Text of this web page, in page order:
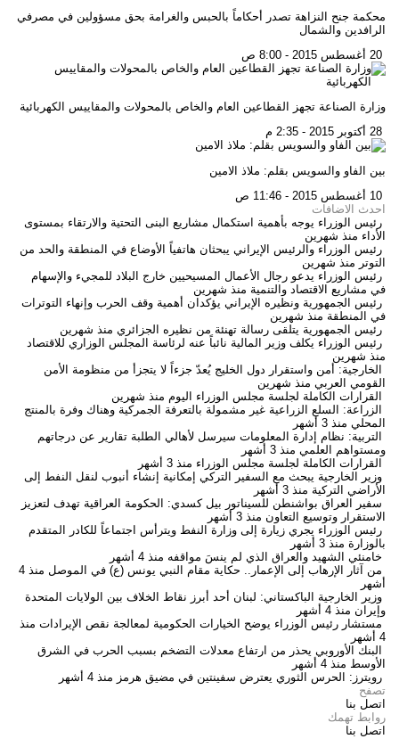
محكمة جنح النزاهة تصدر أحكاماً بالحبس والغرامة بحق مسؤولين في مصرفي
الرافدين والشمال
وزارة الصناعة تجهز القطاعين العام والخاص بالمحولات والمقاييس الكهربائية
بين الفاو والسويس بقلم: ملاذ الامين
احدث الاضافات
رئيس الوزراء يوجه بأهمية استكمال مشاريع البنى التحتية والارتقاء بمستوى
الأداء منذ شهرين
رئيس الوزراء والرئيس الإيراني يبحثان هاتفياً الأوضاع في المنطقة والحد من
التوتر منذ شهرين
رئيس الوزراء يدعو رجال الأعمال المسيحيين خارج البلاد للمجيء والإسهام
في مشاريع الاقتصاد والتنمية منذ شهرين
رئيس الجمهورية ونظيره الإيراني يؤكدان أهمية وقف الحرب وإنهاء التوترات
في المنطقة منذ شهرين
رئيس الجمهورية يتلقى رسالة تهنئة من نظيره الجزائري منذ شهرين
رئيس الوزراء يكلف وزير المالية نائباً عنه لرئاسة المجلس الوزاري للاقتصاد
منذ شهرين
الخارجية: أمن واستقرار دول الخليج يُعدّ جزءاً لا يتجزأ من منظومة الأمن
القومي العربي منذ شهرين
القرارات الكاملة لجلسة مجلس الوزراء اليوم منذ شهرين
الزراعة: السلع الزراعية غير مشمولة بالتعرفة الجمركية وهناك وفرة بالمنتج
المحلي منذ 3 أشهر
التربية: نظام إدارة المعلومات سيرسل لأهالي الطلبة تقارير عن درجاتهم
ومستواهم العلمي منذ 3 أشهر
القرارات الكاملة لجلسة مجلس الوزراء منذ 3 أشهر
وزير الخارجية يبحث مع السفير التركي إمكانية إنشاء أنبوب لنقل النفط إلى
الأراضي التركية منذ 3 أشهر
سفير العراق بواشنطن للسيناتور بيل كسدي: الحكومة العراقية تهدف لتعزيز
الاستقرار وتوسيع التعاون منذ 3 أشهر
رئيس الوزراء يجري زيارة إلى وزارة النفط ويترأس اجتماعاً للكادر المتقدم
بالوزارة منذ 3 أشهر
خامنئي الشهيد والعراق الذي لم ينسَ مواقفه منذ 4 أشهر
من آثار الإرهاب إلى الإعمار.. حكاية مقام النبي يونس (ع) في الموصل
منذ 4
أشهر
وزير الخارجية الباكستاني: لبنان أحد أبرز نقاط الخلاف بين الولايات المتحدة
وإيران منذ 4 أشهر
مستشار رئيس الوزراء يوضح الخيارات الحكومية لمعالجة نقص الإيرادات منذ
4 أشهر
البنك الأوروبي يحذر من ارتفاع معدلات التضخم بسبب الحرب في الشرق
الأوسط منذ 4 أشهر
رويترز: الحرس الثوري يعترض سفينتين في مضيق هرمز منذ 4 أشهر
تصفح
اتصل بنا
روابط تهمك
اتصل بنا